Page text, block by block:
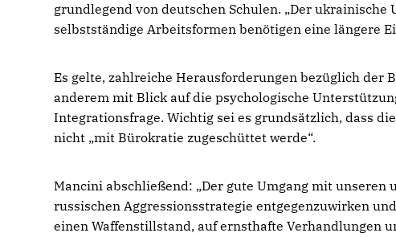
grundlegend von deutschen Schulen. „Der
selbstständige Arbeitsformen benötigen eine längere
Es gelte, zahlreiche Herausforderungen bezüglich
anderem mit Blick auf die psychologische
Integrationsfrage. Wichtig sei es grundsätzlich, dass
nicht „mit Bürokratie zugeschüttet werde“.
Mancini abschließend: „Der gute Umgang mit
russischen Aggressionsstrategie entgegenzuwirken
einen Waffenstillstand, auf ernsthafte Verhandlungen